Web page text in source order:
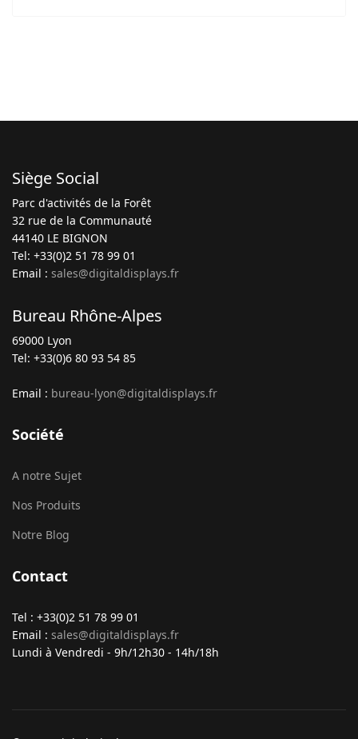
Siège Social
Parc d'activités de la Forêt
32 rue de la Communauté
44140 LE BIGNON
Tel: +33(0)2 51 78 99 01
Email : sales@digitaldisplays.fr
Bureau Rhône-Alpes
69000 Lyon
Tel: +33(0)6 80 93 54 85
Email : bureau-lyon@digitaldisplays.fr
Société
A notre Sujet
Nos Produits
Notre Blog
Contact
Tel : +33(0)2 51 78 99 01
Email : sales@digitaldisplays.fr
Lundi à Vendredi - 9h/12h30 - 14h/18h